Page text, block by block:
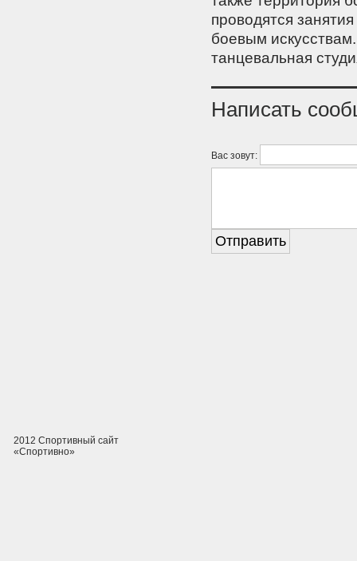
проводятся
боевым
танцевальная
Написать
Вас зовут:
2012 Спортивный сайт
«Спортивно»